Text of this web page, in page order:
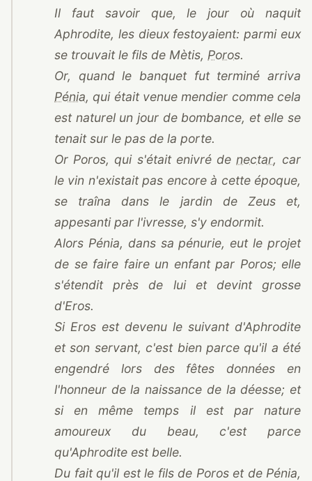
Il faut savoir que, le jour où naquit
Aphrodite, les dieux festoyaient: parmi eux
se trouvait le fils de Mètis, Poros.
Or, quand le banquet fut terminé arriva
Pénia, qui était venue mendier comme cela
est naturel un jour de bombance, et elle se
tenait sur le pas de la porte.
Or Poros, qui s'était enivré de nectar, car
le vin n'existait pas encore à cette époque,
se traîna dans le jardin de Zeus et,
appesanti par l'ivresse, s'y endormit.
Alors Pénia, dans sa pénurie, eut le projet
de se faire faire un enfant par Poros; elle
s'étendit près de lui et devint grosse
d'Eros.
Si Eros est devenu le suivant d'Aphrodite
et son servant, c'est bien parce qu'il a été
engendré lors des fêtes données en
l'honneur de la naissance de la déesse; et
si en même temps il est par nature
amoureux du beau, c'est parce
qu'Aphrodite est belle.
Du fait qu'il est le fils de Poros et de Pénia,